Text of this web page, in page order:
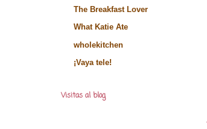
The Breakfast Lover
What Katie Ate
wholekitchen
¡Vaya tele!
Visitas al blog